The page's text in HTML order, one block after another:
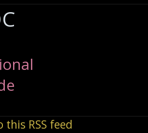
this RSS feed